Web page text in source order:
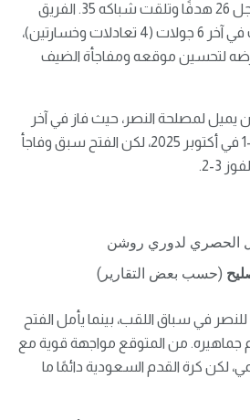
تعادلات، 8 خسارات)، وسجل 26 هدفًا وتلقت شباكه 35. الفريق
يعاني من غياب الانتصارات في آخر 6 جولات (4 تعادلات وخسارتين)،
لتحسين موقعه ومفاجأة الضيف
يميل لمصلحة النصر، حيث فاز في آخر
لقاء بينهما بنتيجة كبيرة 5-1 في أكتوبر 2025، لكن الفتح سبق وفاجأ
3-2.
(حسب بعض التقارير)
للنصر في سباق اللقب، بينما يأمل الفتح
من المتوقع مواجهة قوية مع
لكن كرة القدم السعودية دائمًا ما